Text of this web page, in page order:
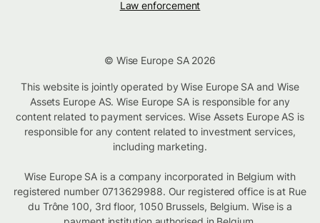
Law enforcement
© Wise Europe SA 2026
This website is jointly operated by Wise Europe SA and Wise
Assets Europe AS. Wise Europe SA is responsible for any
content related to payment services. Wise Assets Europe AS is
responsible for any content related to investment services,
including marketing.
Wise Europe SA is a company incorporated in Belgium with
registered number 0713629988. Our registered office is at Rue
du Trône 100, 3rd floor, 1050 Brussels, Belgium. Wise is a